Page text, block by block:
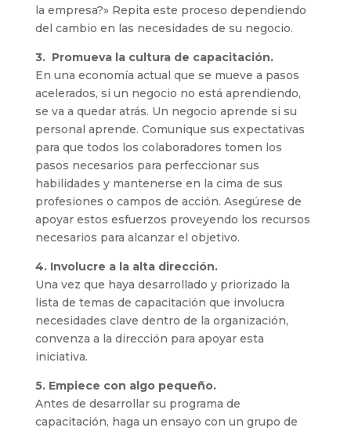
la empresa?» Repita este proceso dependiendo
del cambio en las necesidades de su negocio.
3. Promueva la cultura de capacitación.
En una economía actual que se mueve a pasos
acelerados, si un negocio no está aprendiendo,
se va a quedar atrás. Un negocio aprende si su
personal aprende. Comunique sus expectativas
para que todos los colaboradores tomen los
pasos necesarios para perfeccionar sus
habilidades y mantenerse en la cima de sus
profesiones o campos de acción. Asegúrese de
apoyar estos esfuerzos proveyendo los recursos
necesarios para alcanzar el objetivo.
4. Involucre a la alta dirección.
Una vez que haya desarrollado y priorizado la
lista de temas de capacitación que involucra
necesidades clave dentro de la organización,
convenza a la dirección para apoyar esta
iniciativa.
5. Empiece con algo pequeño.
Antes de desarrollar su programa de
capacitación, haga un ensayo con un grupo de